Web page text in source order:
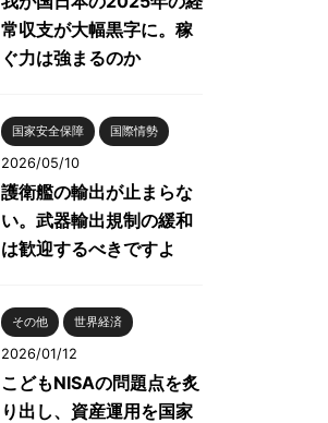
常収支が大幅黒字に。稼
ぐ力は強まるのか
国家安全保障 国際情勢
2026/05/10
護衛艦の輸出が止まらな
い。武器輸出規制の緩和
は歓迎するべきですよ
その他 世界経済
2026/01/12
こどもNISAの問題点を炙
り出し、資産運用を国家